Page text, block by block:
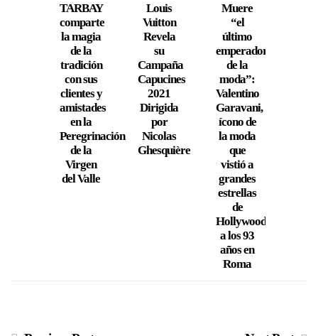
TARBAY
comparte
la magia
de la
tradición
con sus
clientes y
amistades
en la
Peregrinación
de la
Virgen
del Valle
Louis
Vuitton
Revela
su
Campaña
Capucines
2021
Dirigida
por
Nicolas
Ghesquière
Muere
“el
último
emperador
de la
moda”:
Valentino
Garavani,
ícono de
la moda
que
vistió a
grandes
estrellas
de
Hollywood,
a los 93
años en
Roma